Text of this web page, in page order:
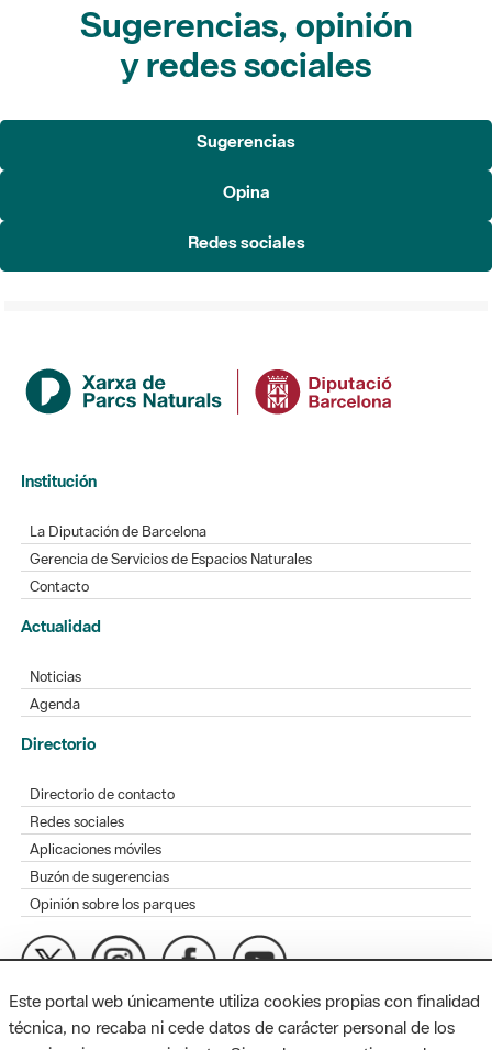
Sugerencias, opinión
y redes sociales
Sugerencias
Opina
Redes sociales
Institución
La Diputación de Barcelona
Gerencia de Servicios de Espacios Naturales
Contacto
Actualidad
Noticias
Agenda
Directorio
Directorio de contacto
Redes sociales
Aplicaciones móviles
Buzón de sugerencias
Opinión sobre los parques
MAPA WEB AVISO LEGAL ACCESIBILIDAD
Este portal web únicamente utiliza cookies propias con finalidad
técnica, no recaba ni cede datos de carácter personal de los